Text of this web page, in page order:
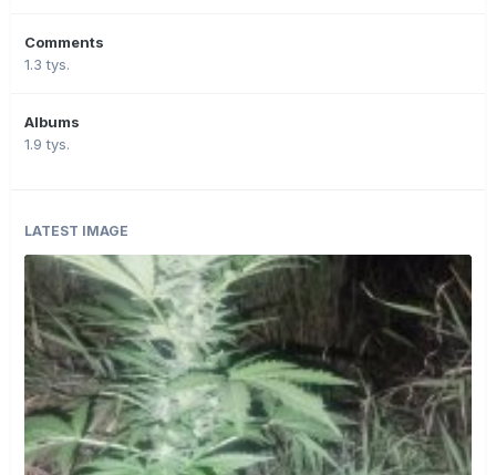
Comments
1.3 tys.
Albums
1.9 tys.
LATEST IMAGE